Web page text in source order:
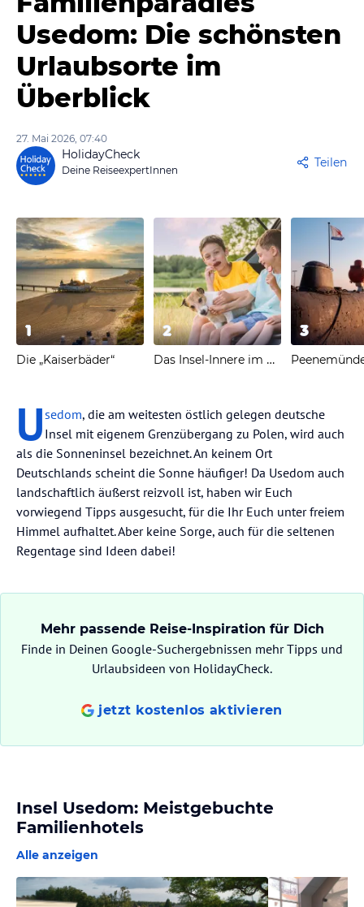
Usedom: Die schönsten
Urlaubsorte im
Überblick
27. Mai 2026, 07:40
HolidayCheck
Deine ReiseexpertInnen
Teilen
1
Die „Kaiserbäder“
2
Das Insel-Innere im Norden
3
U sedom, die am weitesten östlich gelegen deutsche
Insel mit eigenem Grenzübergang zu Polen, wird auch
als die Sonneninsel bezeichnet. An keinem Ort
Deutschlands scheint die Sonne häufiger! Da Usedom auch
landschaftlich äußerst reizvoll ist, haben wir Euch
vorwiegend Tipps ausgesucht, für die Ihr Euch unter freiem
Himmel aufhaltet. Aber keine Sorge, auch für die seltenen
Regentage sind Ideen dabei!
Mehr passende Reise-Inspiration für Dich
Finde in Deinen Google-Suchergebnissen mehr Tipps und
Urlaubsideen von HolidayCheck.
jetzt kostenlos aktivieren
Insel Usedom: Meistgebuchte
Familienhotels
Alle anzeigen